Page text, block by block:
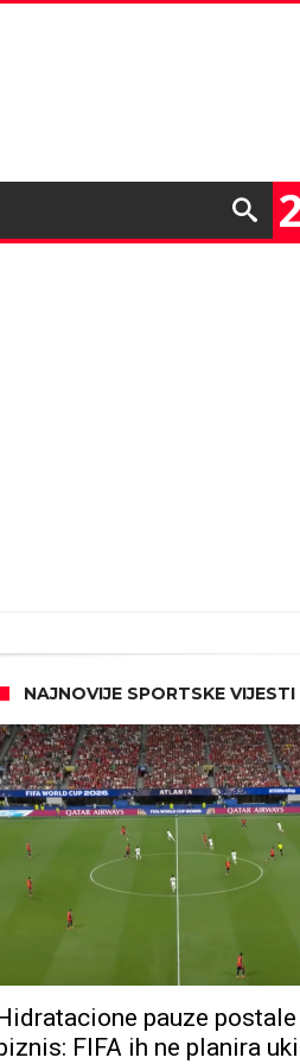
NAJNOVIJE SPORTSKE VIJESTI
pauze postale
FIFA ih ne planira